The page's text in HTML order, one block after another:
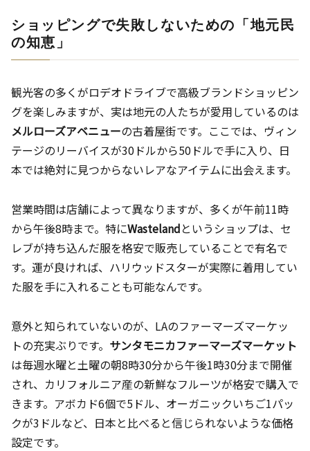
ショッピングで失敗しないための「地元民
の知恵」
観光客の多くがロデオドライブで高級ブランドショッピン
グを楽しみますが、実は地元の人たちが愛用しているのは
メルローズアベニューの古着屋街です。ここでは、ヴィン
テージのリーバイスが30ドルから50ドルで手に入り、日
本では絶対に見つからないレアなアイテムに出会えます。
営業時間は店舗によって異なりますが、多くが午前11時
から午後8時まで。特にWastelandというショップは、セ
レブが持ち込んだ服を格安で販売していることで有名で
す。運が良ければ、ハリウッドスターが実際に着用してい
た服を手に入れることも可能なんです。
意外と知られていないのが、LAのファーマーズマーケッ
トの充実ぶりです。 サンタモニカファーマーズマーケット
は毎週水曜と土曜の朝8時30分から午後1時30分まで開催
され、カリフォルニア産の新鮮なフルーツが格安で購入で
きます。アボカド6個で5ドル、オーガニックいちご1パッ
クが3ドルなど、日本と比べると信じられないような価格
設定です。